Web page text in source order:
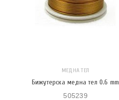
МЕДНА ТЕЛ
Бижутерска медна тел 0.6 mm
505239